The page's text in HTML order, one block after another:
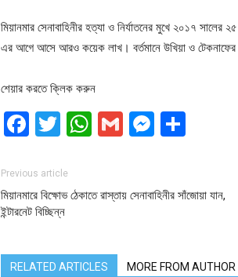
মিয়ানমার সেনাবাহিনীর হত্যা ও নির্যাতনের মুখে ২০১৭ সালের
এর আগে আসে আরও কয়েক লাখ। বর্তমানে উখিয়া ও টেকনাফের
শেয়ার করতে ক্লিক করুন
Facebook
Twitter
WhatsApp
Gmail
Previous article
মিয়ানমারে বিক্ষোভ ঠেকাতে রাস্তায় সেনাবাহিনীর সাঁজোয়া যান,
ইন্টারনেট বিচ্ছিন্ন
RELATED ARTICLES MORE FROM AUTHOR